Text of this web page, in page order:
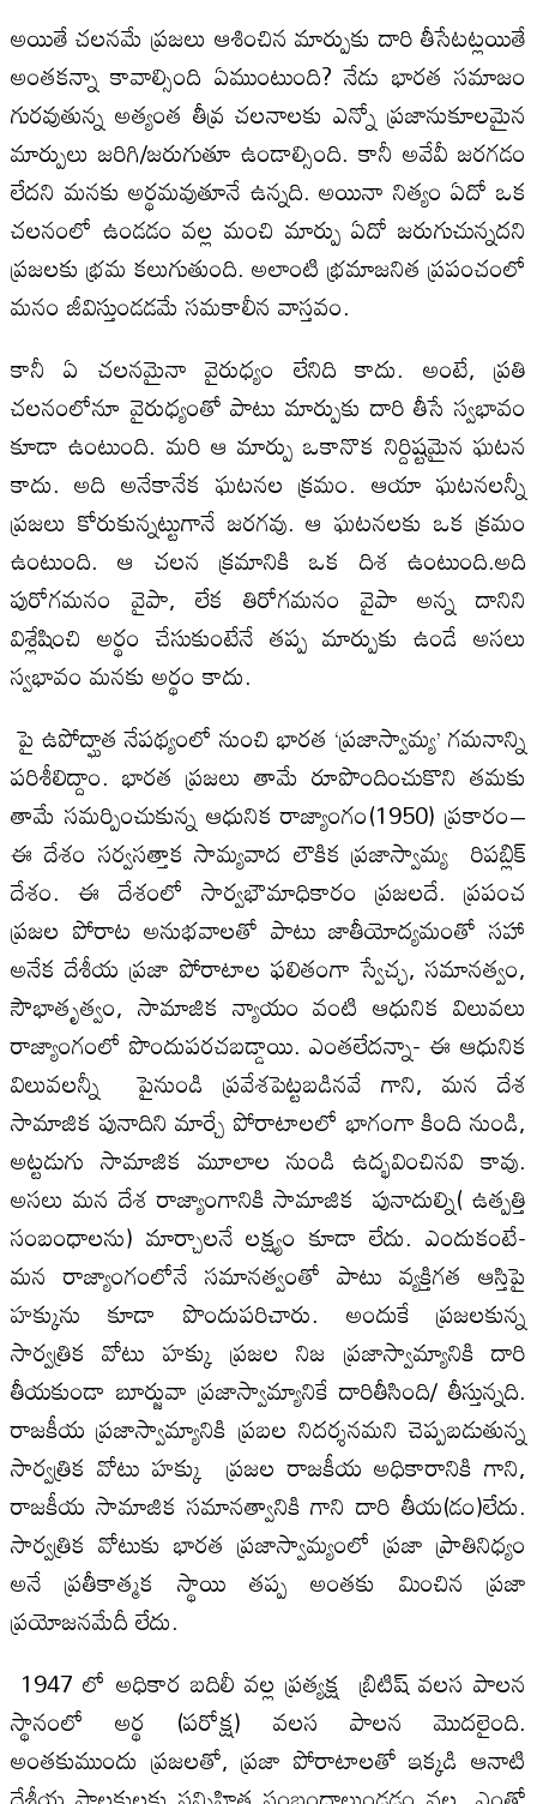
అయితే చలనమే ప్రజలు ఆశించిన మార్పుకు దారి తీసేటట్లయితే
అంతకన్నా కావాల్సింది ఏముంటుంది? నేడు భారత సమాజం
గురవుతున్న అత్యంత తీవ్ర చలనాలకు ఎన్నో ప్రజానుకూలమైన
మార్పులు జరిగి/జరుగుతూ ఉండాల్సింది. కానీ అవేవీ జరగడం
లేదని మనకు అర్థమవుతూనే ఉన్నది. అయినా నిత్యం ఏదో ఒక
చలనంలో ఉండడం వల్ల మంచి మార్పు ఏదో జరుగుచున్నదని
ప్రజలకు భ్రమ కలుగుతుంది. అలాంటి భ్రమాజనిత ప్రపంచంలో
మనం జీవిస్తుండడమే సమకాలీన వాస్తవం.
కానీ ఏ చలనమైనా వైరుధ్యం లేనిది కాదు. అంటే, ప్రతి
చలనంలోనూ వైరుధ్యంతో పాటు మార్పుకు దారి తీసే స్వభావం
కూడా ఉంటుంది. మరి ఆ మార్పు ఒకానొక నిర్దిష్టమైన ఘటన
కాదు. అది అనేకానేక ఘటనల క్రమం. ఆయా ఘటనలన్నీ
ప్రజలు కోరుకున్నట్టుగానే జరగవు. ఆ ఘటనలకు ఒక క్రమం
ఉంటుంది. ఆ చలన క్రమానికి ఒక దిశ ఉంటుంది.అది
పురోగమనం వైపా, లేక తిరోగమనం వైపా అన్న దానిని
విశ్లేషించి అర్థం చేసుకుంటేనే తప్ప మార్పుకు ఉండే అసలు
స్వభావం మనకు అర్థం కాదు.
పై ఉపోద్ఘాత నేపథ్యంలో నుంచి భారత ‘ప్రజాస్వామ్య’ గమనాన్ని
పరిశీలిద్దాం. భారత ప్రజలు తామే రూపొందించుకొని తమకు
తామే సమర్పించుకున్న ఆధునిక రాజ్యాంగం(1950) ప్రకారం–
ఈ దేశం సర్వసత్తాక సామ్యవాద లౌకిక ప్రజాస్వామ్య రిపబ్లిక్
దేశం. ఈ దేశంలో సార్వభౌమాధికారం ప్రజలదే. ప్రపంచ
ప్రజల పోరాట అనుభవాలతో పాటు జాతీయోద్యమంతో సహా
అనేక దేశీయ ప్రజా పోరాటాల ఫలితంగా స్వేచ్ఛ, సమానత్వం,
సౌభాతృత్వం, సామాజిక న్యాయం వంటి ఆధునిక విలువలు
రాజ్యాంగంలో పొందుపరచబడ్డాయి. ఎంతలేదన్నా- ఈ ఆధునిక
విలువలన్నీ పైనుండి ప్రవేశపెట్టబడినవే గాని, మన దేశ
సామాజిక పునాదిని మార్చే పోరాటాలలో భాగంగా కింది నుండి,
అట్టడుగు సామాజిక మూలాల నుండి ఉద్భవించినవి కావు.
అసలు మన దేశ రాజ్యాంగానికి సామాజిక పునాదుల్ని( ఉత్పత్తి
సంబంధాలను) మార్చాలనే లక్ష్యం కూడా లేదు. ఎందుకంటే-
మన రాజ్యాంగంలోనే సమానత్వంతో పాటు వ్యక్తిగత ఆస్తిపై
హక్కును కూడా పొందుపరిచారు. అందుకే ప్రజలకున్న
సార్వత్రిక వోటు హక్కు ప్రజల నిజ ప్రజాస్వామ్యానికి దారి
తీయకుండా బూర్జువా ప్రజాస్వామ్యానికే దారితీసింది/ తీస్తున్నది.
రాజకీయ ప్రజాస్వామ్యానికి ప్రబల నిదర్శనమని చెప్పబడుతున్న
సార్వత్రిక వోటు హక్కు ప్రజల రాజకీయ అధికారానికి గాని,
రాజకీయ సామాజిక సమానత్వానికి గాని దారి తీయ(డం)లేదు.
సార్వత్రిక వోటుకు భారత ప్రజాస్వామ్యంలో ప్రజా ప్రాతినిధ్యం
అనే ప్రతీకాత్మక స్థాయి తప్ప అంతకు మించిన ప్రజా
ప్రయోజనమేదీ లేదు.
1947 లో అధికార బదిలీ వల్ల ప్రత్యక్ష బ్రిటిష్ వలస పాలన
స్థానంలో అర్థ (పరోక్ష) వలస పాలన మొదలైంది.
అంతకుముందు ప్రజలతో, ప్రజా పోరాటాలతో ఇక్కడి ఆనాటి